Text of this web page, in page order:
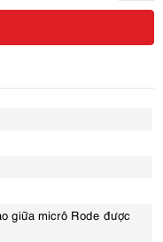
giữa micrô Rode được